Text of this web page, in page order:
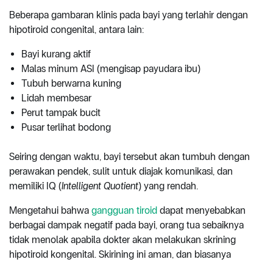
Beberapa gambaran klinis pada bayi yang terlahir dengan
hipotiroid congenital, antara lain:
Bayi kurang aktif
Malas minum ASI (mengisap payudara ibu)
Tubuh berwarna kuning
Lidah membesar
Perut tampak bucit
Pusar terlihat bodong
Seiring dengan waktu, bayi tersebut akan tumbuh dengan
perawakan pendek, sulit untuk diajak komunikasi, dan
memiliki IQ (Intelligent Quotient) yang rendah.
Mengetahui bahwa gangguan tiroid dapat menyebabkan
berbagai dampak negatif pada bayi, orang tua sebaiknya
tidak menolak apabila dokter akan melakukan skrining
hipotiroid kongenital. Skirining ini aman, dan biasanya